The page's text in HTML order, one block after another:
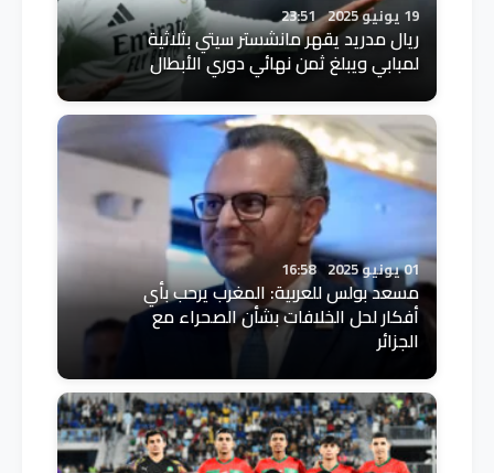
19 يونيو 2025 23:51
ريال مدريد يقهر مانشستر سيتي بثلاثية
لمبابي ويبلغ ثمن نهائي دوري الأبطال
01 يونيو 2025 16:58
مسعد بولس للعربية: المغرب يرحب بأي
أفكار لحل الخلافات بشأن الصحراء مع
الجزائر